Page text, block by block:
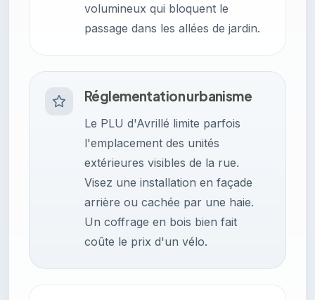
volumineux qui bloquent le
passage dans les allées de jardin.
Réglementation urbanisme
Le PLU d'Avrillé limite parfois
l'emplacement des unités
extérieures visibles de la rue.
Visez une installation en façade
arrière ou cachée par une haie.
Un coffrage en bois bien fait
coûte le prix d'un vélo.